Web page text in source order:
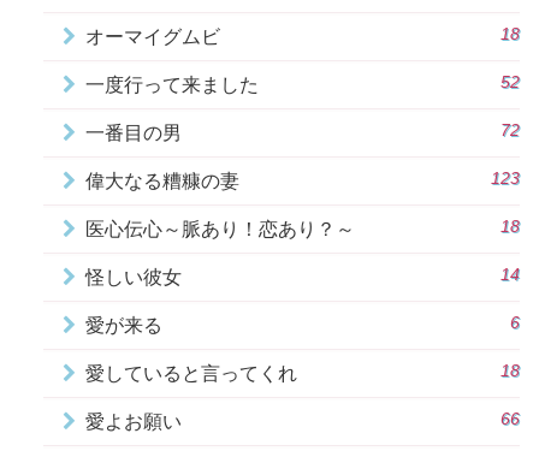
オーマイグムビ 18
一度行って来ました 52
一番目の男 72
偉大なる糟糠の妻 123
医心伝心～脈あり！恋あり？～ 18
怪しい彼女 14
愛が来る 6
愛していると言ってくれ 18
愛よお願い 66